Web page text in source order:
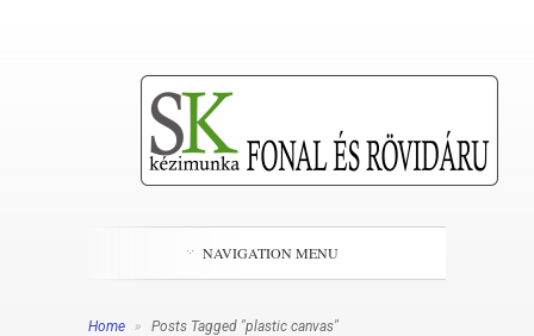
NAVIGATION MENU
Home » Posts Tagged "plastic canvas"